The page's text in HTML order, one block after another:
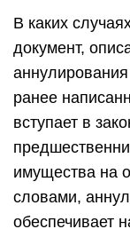
В каких
документ,
ранее
вступает в
имущества на
словами,
обеспечивает